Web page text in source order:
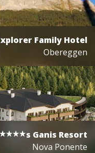
Family Hotel
Obereggen
s Ganis Resort
Nova Ponente